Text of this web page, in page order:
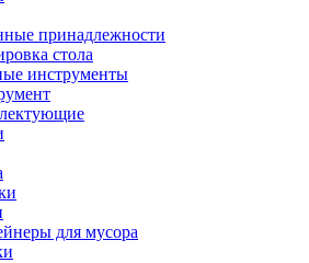
принадлежности
стола
инструменты
для мусора